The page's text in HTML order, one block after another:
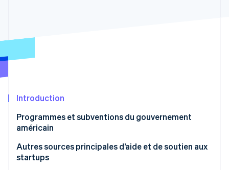
Constitution de start-up
Identity
Introduction
Programmes et subventions du gouvernement
américain
Autres sources principales d’aide et de soutien aux
startups